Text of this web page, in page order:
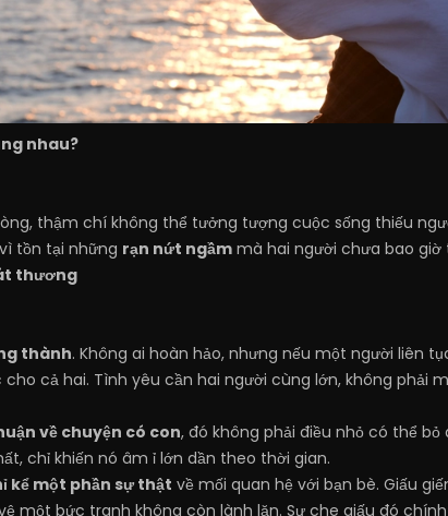
nhau?
thậm chí không thể tưởng tượng cuộc sống thiếu
tồn tại những rạn nứt ngầm mà hai người chưa bao
thương
thành. Không ai hoàn hảo, nhưng nếu một người liên
cả hai. Tình yêu cần hai người cùng lớn, không phải
về chuyện có con, đó không phải điều nhỏ có thể
chỉ khiến nó âm ỉ lớn dần theo thời gian.
kể một phần sự thật về mối quan hệ với bạn bè. Giấu
một bức tranh không còn lành lặn. Sự che giấu đó